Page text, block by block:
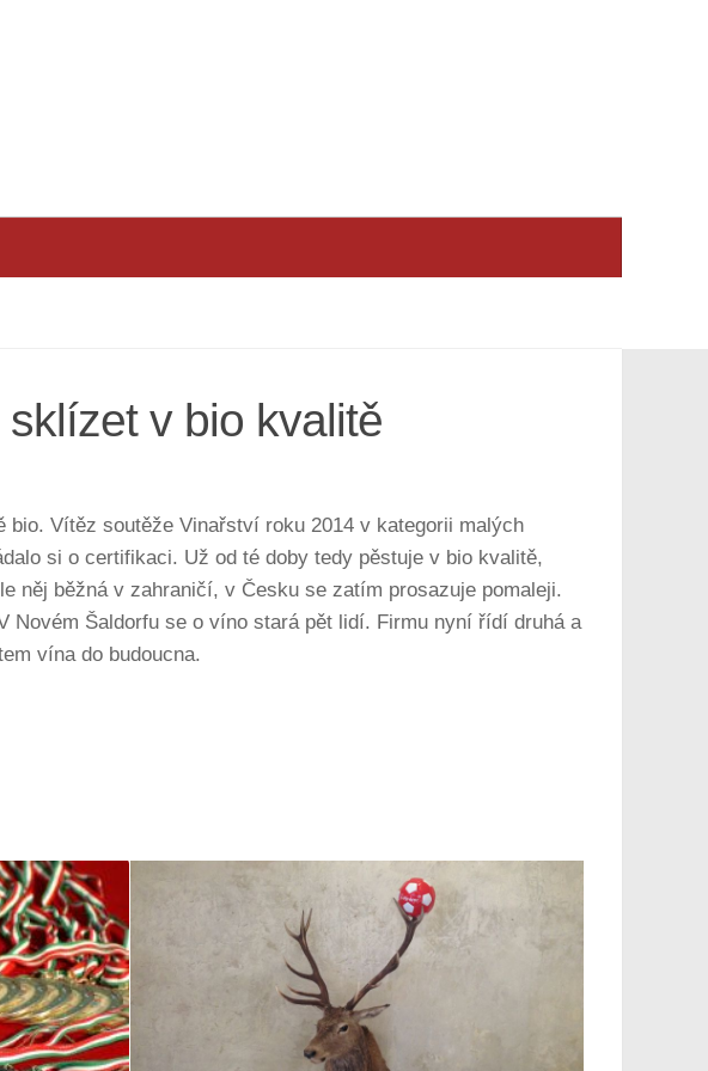
v bio kvalitě
Vítěz soutěže Vinařství roku 2014 v kategorii malých
si o certifikaci. Už od té doby tedy pěstuje v bio kvalitě,
něj běžná v zahraničí, v Česku se zatím prosazuje pomaleji.
Šaldorfu se o víno stará pět lidí. Firmu nyní řídí druhá a
vína do budoucna.